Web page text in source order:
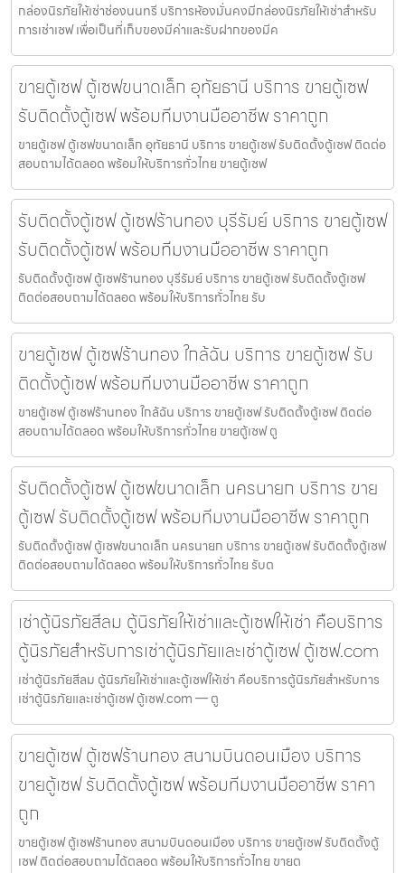
กล่องนิรภัยให้เช่าช่องนนทรี บริการห้องมั่นคงมีกล่องนิรภัยให้เช่าสำหรับ
การเช่าเซฟ เพื่อเป็นที่เก็บของมีค่าและรับฝากของมีค
ขายตู้เซฟ ตู้เซฟขนาดเล็ก อุทัยธานี บริการ ขายตู้เซฟ
รับติดตั้งตู้เซฟ พร้อมทีมงานมืออาชีพ ราคาถูก
ขายตู้เซฟ ตู้เซฟขนาดเล็ก อุทัยธานี บริการ ขายตู้เซฟ รับติดตั้งตู้เซฟ ติดต่อ
สอบถามได้ตลอด พร้อมให้บริการทั่วไทย ขายตู้เซฟ
รับติดตั้งตู้เซฟ ตู้เซฟร้านทอง บุรีรัมย์ บริการ ขายตู้เซฟ
รับติดตั้งตู้เซฟ พร้อมทีมงานมืออาชีพ ราคาถูก
รับติดตั้งตู้เซฟ ตู้เซฟร้านทอง บุรีรัมย์ บริการ ขายตู้เซฟ รับติดตั้งตู้เซฟ
ติดต่อสอบถามได้ตลอด พร้อมให้บริการทั่วไทย รับ
ขายตู้เซฟ ตู้เซฟร้านทอง ใกล้ฉัน บริการ ขายตู้เซฟ รับ
ติดตั้งตู้เซฟ พร้อมทีมงานมืออาชีพ ราคาถูก
ขายตู้เซฟ ตู้เซฟร้านทอง ใกล้ฉัน บริการ ขายตู้เซฟ รับติดตั้งตู้เซฟ ติดต่อ
สอบถามได้ตลอด พร้อมให้บริการทั่วไทย ขายตู้เซฟ ตู
รับติดตั้งตู้เซฟ ตู้เซฟขนาดเล็ก นครนายก บริการ ขาย
ตู้เซฟ รับติดตั้งตู้เซฟ พร้อมทีมงานมืออาชีพ ราคาถูก
รับติดตั้งตู้เซฟ ตู้เซฟขนาดเล็ก นครนายก บริการ ขายตู้เซฟ รับติดตั้งตู้เซฟ
ติดต่อสอบถามได้ตลอด พร้อมให้บริการทั่วไทย รับต
เช่าตู้นิรภัยสีลม ตู้นิรภัยให้เช่าและตู้เซฟให้เช่า คือบริการ
ตู้นิรภัยสำหรับการเช่าตู้นิรภัยและเช่าตู้เซฟ ตู้เซฟ.com
เช่าตู้นิรภัยสีลม ตู้นิรภัยให้เช่าและตู้เซฟให้เช่า คือบริการตู้นิรภัยสำหรับการ
เช่าตู้นิรภัยและเช่าตู้เซฟ ตู้เซฟ.com — ตู
ขายตู้เซฟ ตู้เซฟร้านทอง สนามบินดอนเมือง บริการ
ขายตู้เซฟ รับติดตั้งตู้เซฟ พร้อมทีมงานมืออาชีพ ราคา
ถูก
ขายตู้เซฟ ตู้เซฟร้านทอง สนามบินดอนเมือง บริการ ขายตู้เซฟ รับติดตั้งตู้
เซฟ ติดต่อสอบถามได้ตลอด พร้อมให้บริการทั่วไทย ขายต